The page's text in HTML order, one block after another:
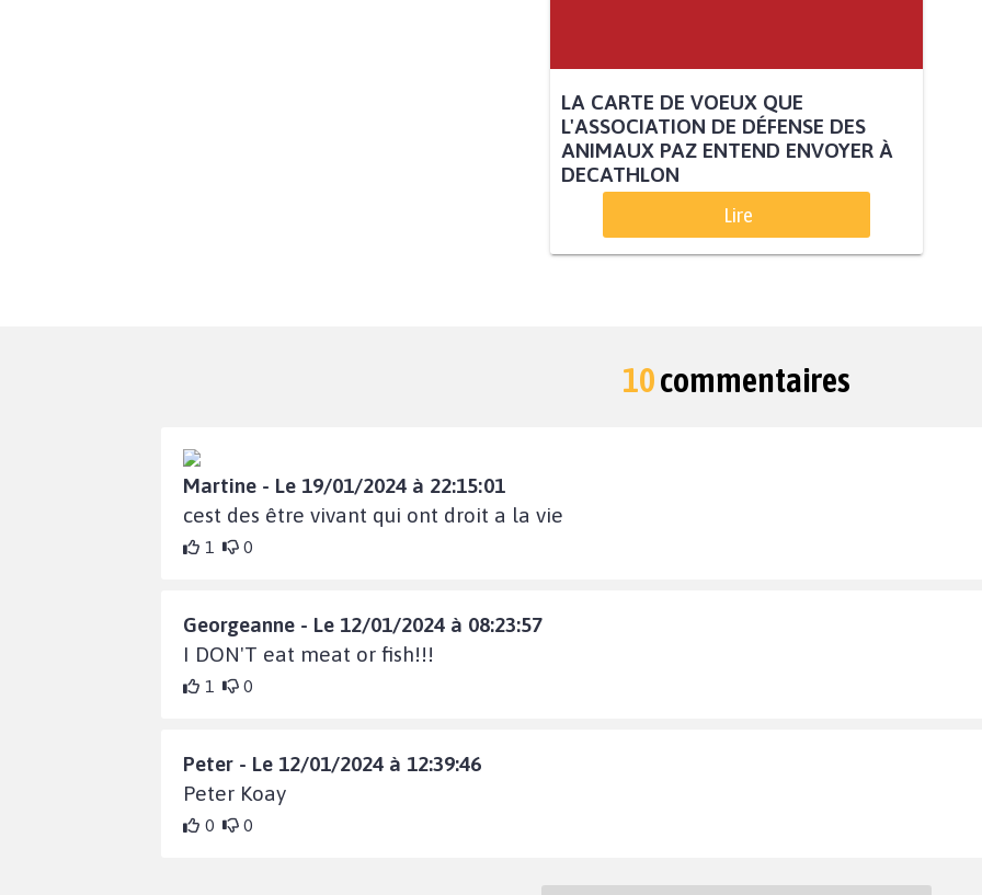
LA CARTE DE VOEUX QUE
L'ASSOCIATION DE DÉFENSE DES
ANIMAUX PAZ ENTEND ENVOYER À
DECATHLON
Lire
10commentaires
Martine - Le 19/01/2024 à 22:15:01
cest des être vivant qui ont droit a la vie
1 0
Georgeanne - Le 12/01/2024 à 08:23:57
I DON'T eat meat or fish!!!
1 0
Peter - Le 12/01/2024 à 12:39:46
Peter Koay
0 0